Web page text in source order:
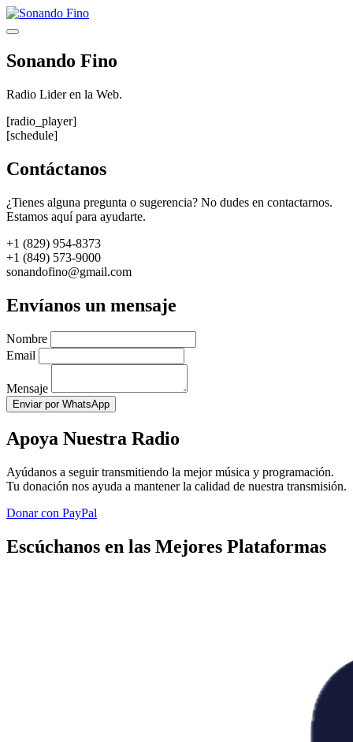
Saltar
al
Menú
Sonando Fino
Radio Lider en la Web.
[radio_player]
[schedule]
Contáctanos
¿Tienes alguna pregunta o sugerencia? No dudes en contactarnos.
Estamos aquí para ayudarte.
+1 (829) 954-8373
+1 (849) 573-9000
sonandofino@gmail.com
Envíanos un mensaje
Nombre
Email
Mensaje
Enviar por WhatsApp
Apoya Nuestra Radio
Ayúdanos a seguir transmitiendo la mejor música y programación.
Tu donación nos ayuda a mantener la calidad de nuestra transmisión.
Donar con PayPal
Escúchanos en las Mejores Plataformas